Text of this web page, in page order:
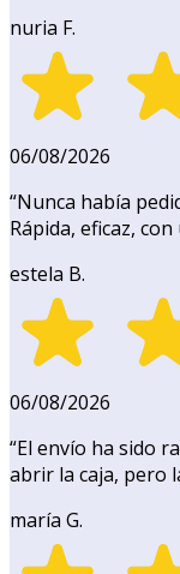
nuria F.
06/08/2026
“Nunca había
Rápida, eficaz,
estela B.
06/08/2026
“El envío ha sido
abrir la caja, pero
maría G.